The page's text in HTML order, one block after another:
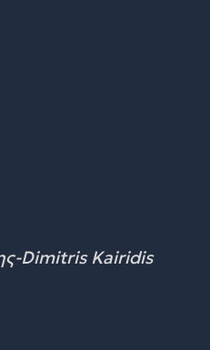
Dimitris Kairidis